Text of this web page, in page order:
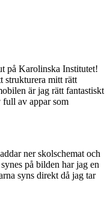
på Karolinska Institutet!
strukturera mitt rätt
är jag rätt fantastiskt
full av appar som
ner skolschemat och
på bilden har jag en
syns direkt då jag tar